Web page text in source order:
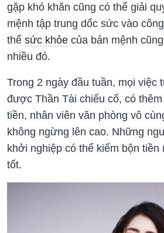
gặp khó khăn cũng có thể giải
mệnh tập trung dốc sức vào
thể sức khỏe của bản mệnh
nhiều đó.
Trong 2 ngày đầu tuần, mọi việc
được Thần Tài chiếu cố, có
tiền, nhân viên văn phòng vô
không ngừng lên cao. Những
khởi nghiệp có thể kiếm bộn tiền
tốt.